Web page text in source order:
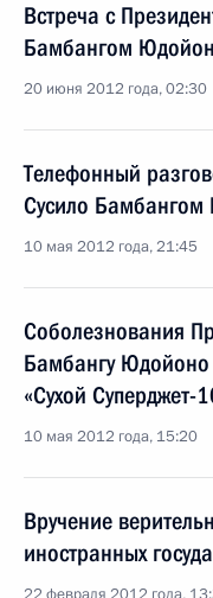
Встреча с
Бамбангом
20 июня 2012 года, 02:30
Телефонный
Сусило
10 мая 2012 года, 21:45
Соболезнования
Бамбангу Юдойоно
«Сухой Суперджет-
10 мая 2012 года, 15:20
Вручение
иностранных